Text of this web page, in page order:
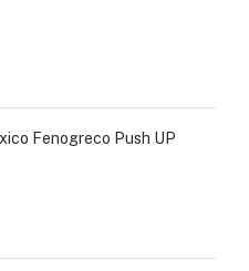
Fenogreco Push UP